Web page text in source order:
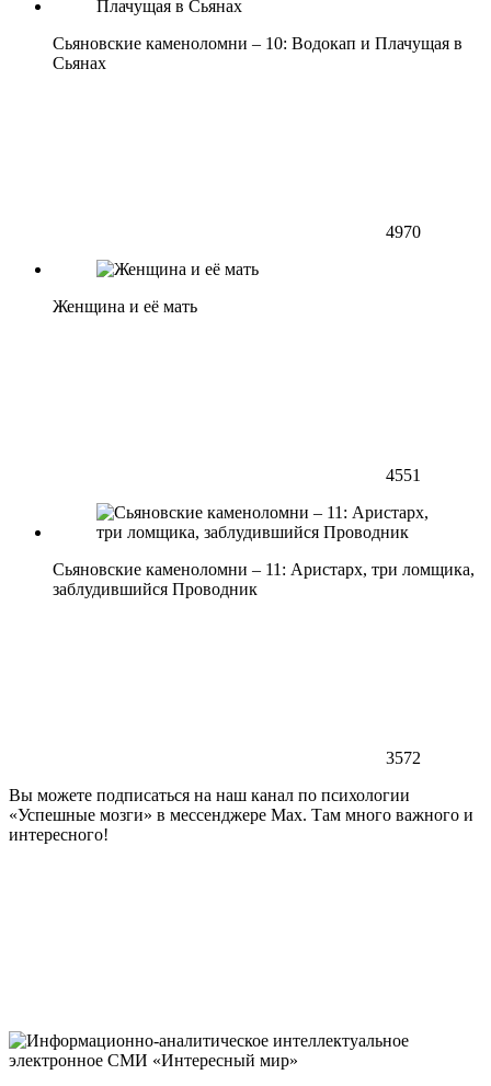
Сьяновские каменоломни – 10: Водокап и Плачущая в
Сьянах
4970
Женщина и её мать
4551
Сьяновские каменоломни – 11: Аристарх, три ломщика,
заблудившийся Проводник
3572
Вы можете подписаться на наш канал по психологии
«Успешные мозги» в мессенджере Max. Там много важного и
интересного!